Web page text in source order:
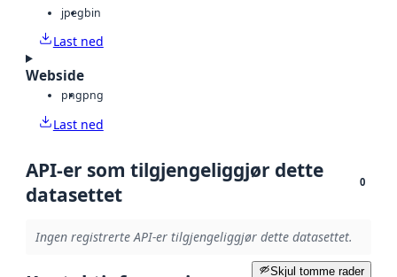
jpegbin
Last ned
Webside
pngpng
Last ned
API-er som tilgjengeliggjør dette
datasettet
0
Ingen registrerte API-er tilgjengeliggjør dette datasettet.
Skjul tomme rader